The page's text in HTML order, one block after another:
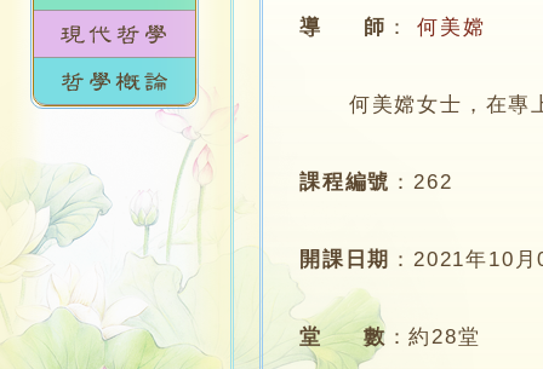
導 師 ： 何美嫦
何美嫦女士，在專上
課程編號 ：262
開課日期 ：2021年10月
堂 數 ：約28堂